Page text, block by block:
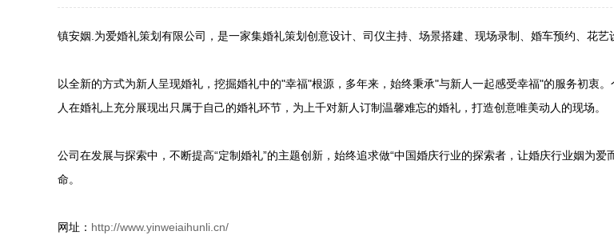
镇安姻.为爱婚礼策划有限公司，是一家集婚礼策划创意设计、司仪主持、场景搭建、现场录制、婚车预约、花艺
以全新的方式为新人呈现婚礼，挖掘婚礼中的"幸福"根源，多年来，始终秉承"与新人一起感受幸福"的服务初衷
人在婚礼上充分展现出只属于自己的婚礼环节，为上千对新人订制温馨难忘的婚礼，打造创意唯美动人的现场。
公司在发展与探索中，不断提高“定制婚礼”的主题创新，始终追求做“中国婚庆行业的探索者，让婚庆行业姻为
命。
网址： http://www.yinweiaihunli.cn/